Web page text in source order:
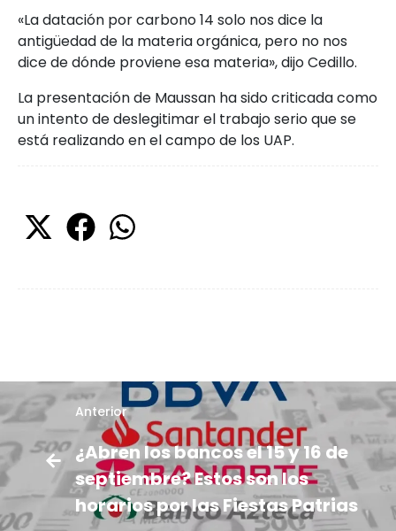
«La datación por carbono 14 solo nos dice la
antigüedad de la materia orgánica, pero no nos
dice de dónde proviene esa materia», dijo Cedillo.
La presentación de Maussan ha sido criticada como
un intento de deslegitimar el trabajo serio que se
está realizando en el campo de los UAP.
Anterior
¿Abren los bancos el 15 y 16 de
septiembre? Estos son los
horarios por las Fiestas Patrias